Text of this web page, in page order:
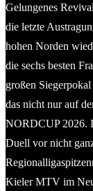
Gelungenes
die letzte
hohen Norden
die sechs besten
großen
das nicht nur auf
NORDCUP 2026.
Duell vor nicht
Kieler MTV im